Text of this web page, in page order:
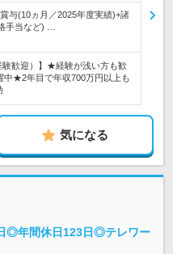
与(10ヵ月／2025年度実績)+諸
手当など) …
験歓迎）】★経験が浅い方も歓
★2年目で年収700万円以上も
気になる
◎年間休日123日◎テレワー